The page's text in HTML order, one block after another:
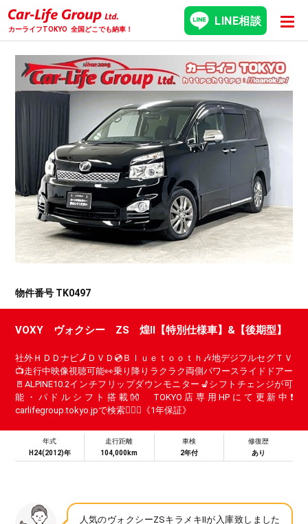
カーライフTOKYO 全国どこでも納車！
LINE相談
物件番号 TK0497
VOXY ヴォクシー ZS 煌Ⅱ【特別仕様車】&【後期型】
社外ＨＤＤナビ🗾ＤＶＤ💿Ｂｌｕｅｔｏｏｔｈ🎶地デジフルセグＴＶ
📺走行中映像視聴可能👀乗り降りラクラク両側パワースライドドアー
🚪ALPINE10.2インチフリップダウンモニター💺シフトチェンジが可
能・パドルシフト搭載👐 TOKYO店専用HPにて更新中❗
carlifegroup.tokyo.jpで検索🕵️‍♂️🌛《1年保証》
年式
H24(2012)年
走行距離
104,000km
車検
2年付
修復歴
あり
人気のヴォクシーZSキラメキⅡが入庫致しました